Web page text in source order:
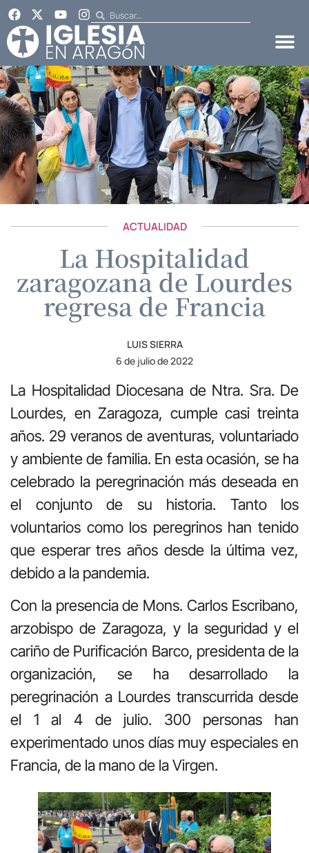
ACTUALIDAD
La Hospitalidad
zaragozana de Lourdes
regresa de Francia
LUIS SIERRA
6 de julio de 2022
La Hospitalidad Diocesana de Ntra. Sra. De
Lourdes, en Zaragoza, cumple casi treinta
años. 29 veranos de aventuras, voluntariado
y ambiente de familia. En esta ocasión, se ha
celebrado la peregrinación más deseada en
el conjunto de su historia. Tanto los
voluntarios como los peregrinos han tenido
que esperar tres años desde la última vez,
debido a la pandemia.
Con la presencia de Mons. Carlos Escribano,
arzobispo de Zaragoza, y la seguridad y el
cariño de Purificación Barco, presidenta de la
organización, se ha desarrollado la
peregrinación a Lourdes transcurrida desde
el 1 al 4 de julio. 300 personas han
experimentado unos días muy especiales en
Francia, de la mano de la Virgen.